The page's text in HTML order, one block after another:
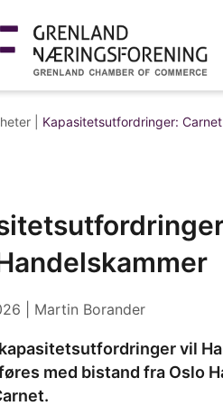
Kapasitetsutfordringer:
| Martin Borander
vil
med bistand fra Oslo